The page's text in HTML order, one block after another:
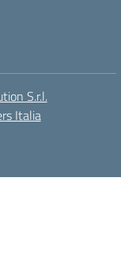
S.r.l.
Italia